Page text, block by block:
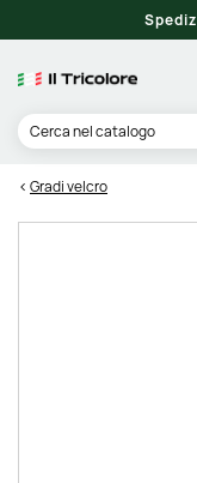
Gradi velcro